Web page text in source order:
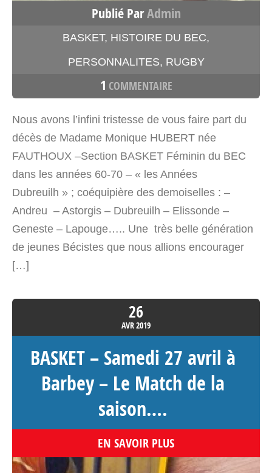
Publié ParAdmin
BASKET, HISTOIRE DU BEC,
PERSONNALITES, RUGBY
1 COMMENTAIRE
Nous avons l’infini tristesse de vous faire part du
décès de Madame Monique HUBERT née
FAUTHOUX –Section BASKET Féminin du BEC
dans les années 60-70 – « les Années
Dubreuilh » ; coéquipière des demoiselles : –
Andreu – Astorgis – Dubreuilh – Elissonde –
Geneste – Lapouge….. Une très belle génération
de jeunes Bécistes que nous allions encourager
[…]
26
AVR2019
BASKET – Samedi 27 avril à
Barbey – Le Match de la
saison….
EN SAVOIR PLUS